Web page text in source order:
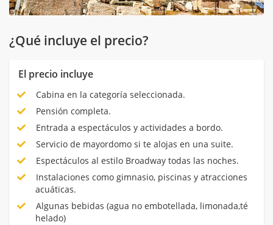
¿Qué incluye el precio?
El precio incluye
Cabina en la categoría seleccionada.
Pensión completa.
Entrada a espectáculos y actividades a bordo.
Servicio de mayordomo si te alojas en una suite.
Espectáculos al estilo Broadway todas las noches.
Instalaciones como gimnasio, piscinas y atracciones
acuáticas.
Algunas bebidas (agua no embotellada, limonada,té
helado)